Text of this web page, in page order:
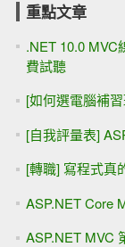
重點文章
.NET 10.0 MVC
費試聽
[如何選電腦補
[自我評量表]
[轉職] 寫程式真
ASP.NET Core
ASP.NET MVC